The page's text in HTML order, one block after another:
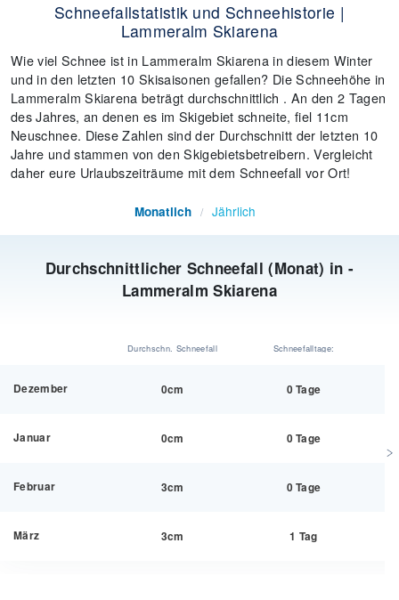
Schneefallstatistik und Schneehistorie |
Lammeralm Skiarena
Wie viel Schnee ist in Lammeralm Skiarena in diesem Winter
und in den letzten 10 Skisaisonen gefallen? Die Schneehöhe in
Lammeralm Skiarena beträgt durchschnittlich . An den 2 Tagen
des Jahres, an denen es im Skigebiet schneite, fiel 11cm
Neuschnee. Diese Zahlen sind der Durchschnitt der letzten 10
Jahre und stammen von den Skigebietsbetreibern. Vergleicht
daher eure Urlaubszeiträume mit dem Schneefall vor Ort!
Durchschnittlicher Schneefall (Monat) in -
Lammeralm Skiarena
Monatlich / Jährlich
Durchschn. Schneefall Schneefalltage:
Dezember 0cm 0 Tage
Januar 0cm 0 Tage
Februar 3cm 0 Tage
März 3cm 1 Tag